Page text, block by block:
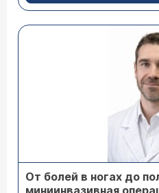
От болей в ногах до
миниинвазивная